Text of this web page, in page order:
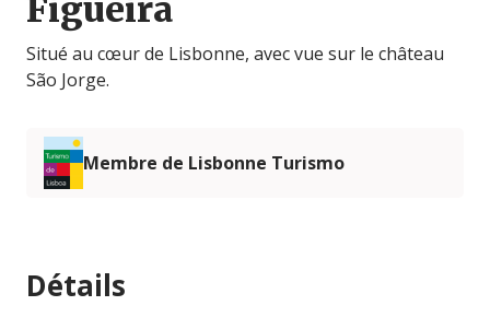
Figueira
Situé au cœur de Lisbonne, avec vue sur le château
São Jorge.
Membre de Lisbonne Turismo
Détails